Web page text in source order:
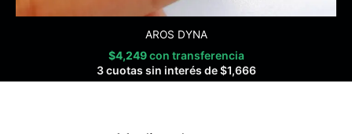
AROS DYNA
$4,249 con transferencia
3 cuotas sin interés de$1,666